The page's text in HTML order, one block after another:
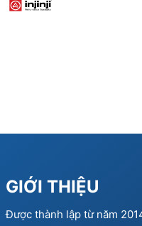
GIỚI THIỆU
Được thành lập từ năm